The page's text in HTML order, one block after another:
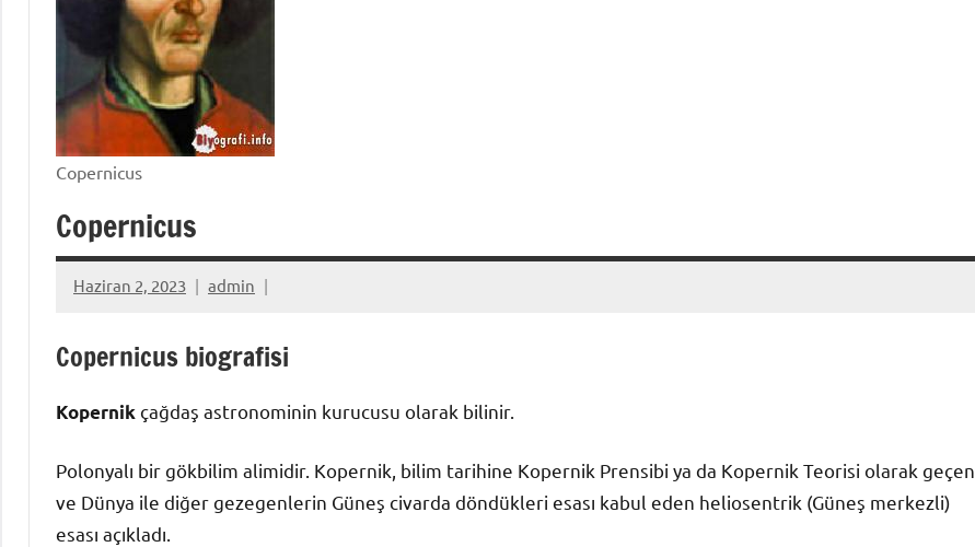
Copernicus
Copernicus
Haziran 2, 2023 admin
Copernicus biografisi
Kopernikçağdaş astronominin kurucusu olarak bilinir.
Polonyalı bir gökbilim alimidir. Kopernik, bilim tarihine Kopernik Prensibi ya da Kopernik Teorisi olarak geçen
ve Dünya ile diğer gezegenlerin Güneş civarda döndükleri esası kabul eden heliosentrik (Güneş merkezli)
esası açıkladı.